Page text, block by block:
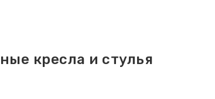
кресла и стулья